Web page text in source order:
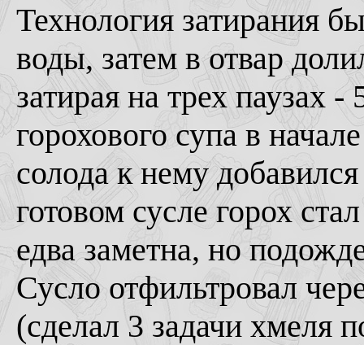
Технология затирания
воды, затем в отвар
затирая на трех паузах
горохового супа в
солода к нему
готовом сусле горох
едва заметна, но
Сусло отфильтровал
(сделал 3 задачи хмеля